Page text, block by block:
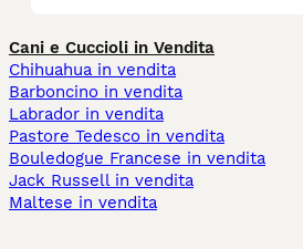
Cani e Cuccioli in Vendita
Chihuahua in vendita
Barboncino in vendita
Labrador in vendita
Pastore Tedesco in vendita
Bouledogue Francese in vendita
Jack Russell in vendita
Maltese in vendita